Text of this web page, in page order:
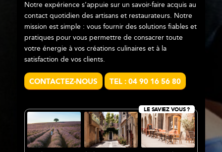
Notre expérience s’appuie sur un savoir-faire acquis au
contact quotidien des artisans et restaurateurs. Notre
mission est simple : vous fournir des solutions fiables et
pratiques pour vous permettre de consacrer toute
votre énergie à vos créations culinaires et à la
satisfaction de vos clients.
CONTACTEZ-NOUS TEL : 04 90 16 56 80
LE SAVIEZ VOUS ?